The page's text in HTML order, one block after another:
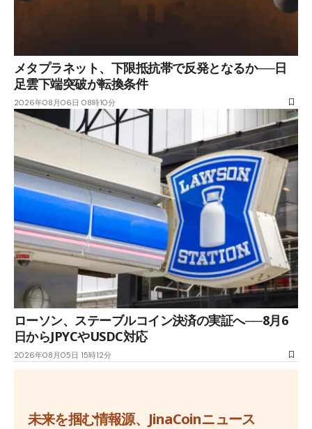
メタプラネット、下限抵抗帯で反発となるか──日
足雲下端突破が転換条件
2026年08月06日 08時10分
ローソン、ステーブルコイン決済の実証へ──8月6
日からJPYCやUSDC対応
2026年08月05日 15時12分
未来を掴む情報源、JinaCoinニュース